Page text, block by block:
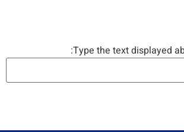
Type the text displayed